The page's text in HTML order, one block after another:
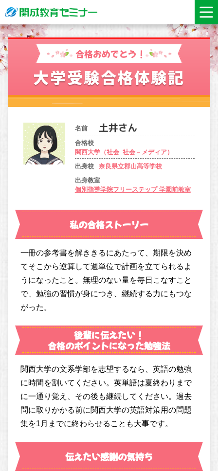
合格おめでとう！
大学受験合格体験記
名前
合格校
関西大学（社会_社会－メディア）
出身校
奈良県立郡山高等学校
出身教室
個別指導学院フリーステップ 学園前教室
私の合格ストーリー
一冊の参考書を解ききるにあたって、期限を決め
てそこから逆算して週単位で計画を立てられるよ
うになったこと。無理のない量を毎日こなすこと
で、勉強の習慣が身につき、継続する力にもつな
がった。
後輩に伝えたい！
合格のポイントになった勉強法
関西大学の文系学部を志望するなら、英語の勉強
に時間を割いてください。英単語は夏終わりまで
に一通り覚え、その後も継続してください。過去
問に取りかかる前に関西大学の英語対策用の問題
集を1月までに終わらせることも大事です。
伝えたい感謝の気持ち